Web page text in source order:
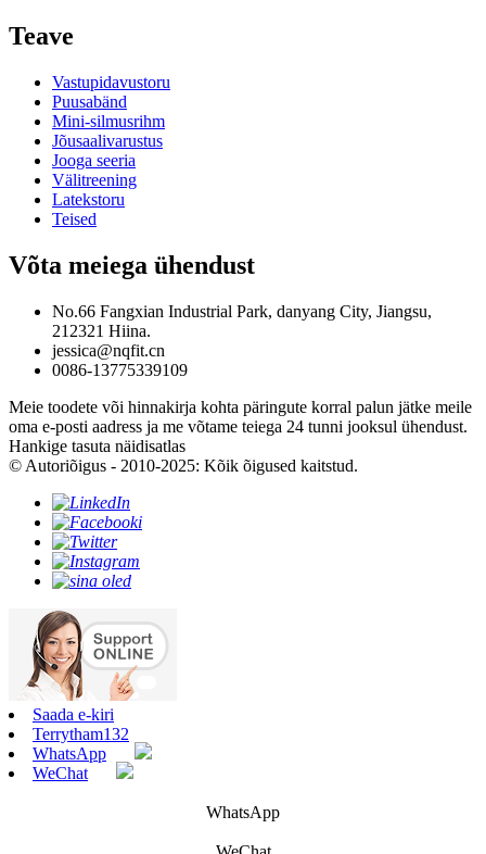
Teave
Vastupidavustoru
Puusabänd
Mini-silmusrihm
Jõusaalivarustus
Jooga seeria
Välitreening
Latekstoru
Teised
Võta meiega ühendust
No.66 Fangxian Industrial Park, danyang City, Jiangsu,
212321 Hiina.
jessica@nqfit.cn
0086-13775339109
Meie toodete või hinnakirja kohta päringute korral palun jätke meile
oma e-posti aadress ja me võtame teiega 24 tunni jooksul ühendust.
Hankige tasuta näidisatlas
© Autoriõigus - 2010-2025: Kõik õigused kaitstud.
Saada e-kiri
Terrytham132
WhatsApp
WeChat
WhatsApp